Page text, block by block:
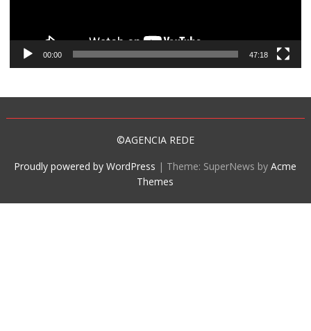
00:00 47:18
©AGENCIA REDE
Proudly powered by WordPress | Theme: SuperNews byAcme
Themes